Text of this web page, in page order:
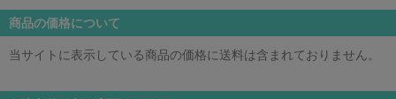
商品の価格について
当サイトに表示している商品の価格に送料は含まれておりません。